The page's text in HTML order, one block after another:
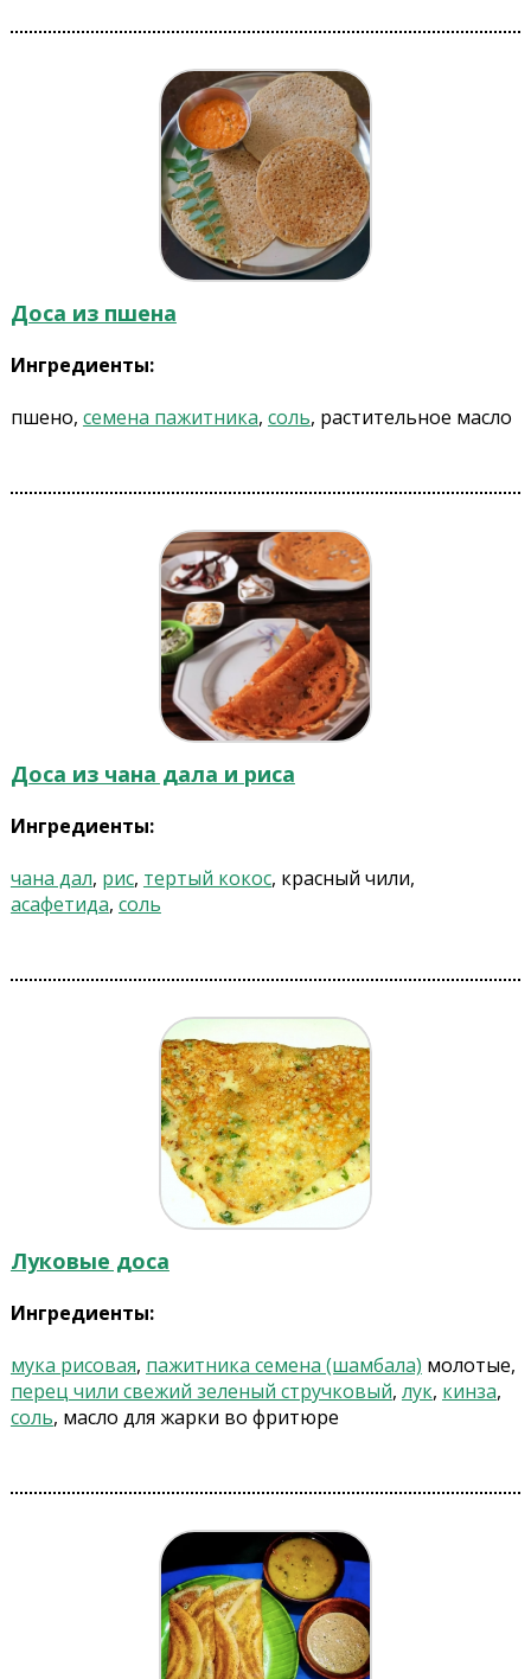
Доса из пшена
Ингредиенты:
пшено, семена пажитника, соль, растительное масло
Доса из чана дала и риса
Ингредиенты:
чана дал, рис, тертый кокос, красный чили,
асафетида, соль
Луковые доса
Ингредиенты:
мука рисовая, пажитника семена (шамбала) молотые,
перец чили свежий зеленый стручковый, лук, кинза,
соль, масло для жарки во фритюре